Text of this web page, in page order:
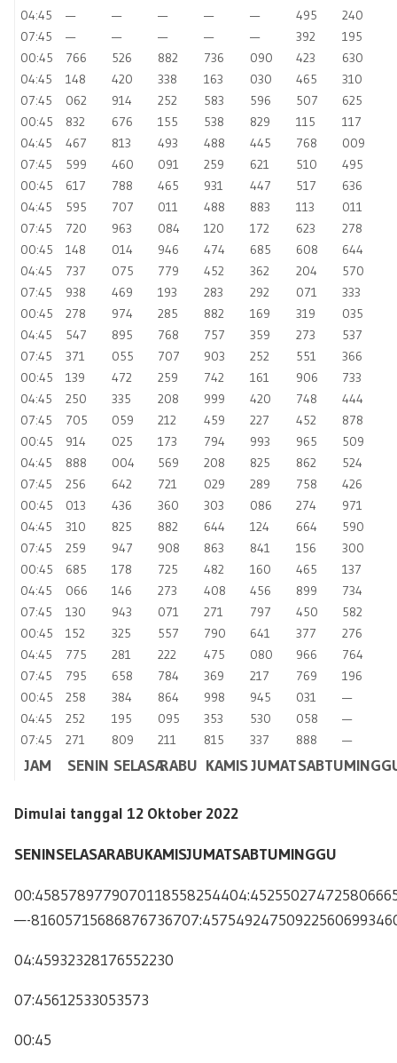
04:45
— — — — — 495
240
07:45
— — — — — 392
195
00:45
766 526 882 736 090 423
630
04:45
148 420 338 163 030 465
310
07:45
062 914 252 583 596 507
625
00:45
832 676 155 538 829 115
117
04:45
467 813 493 488 445 768
009
07:45
599 460 091 259 621 510
495
00:45
617 788 465 931 447 517
636
04:45
595 707 011 488 883 113
011
07:45
720 963 084 120 172 623
278
00:45
148 014 946 474 685 608
644
04:45
737 075 779 452 362 204
570
07:45
938 469 193 283 292 071
333
00:45
278 974 285 882 169 319
035
04:45
547 895 768 757 359 273
537
07:45
371 055 707 903 252 551
366
00:45
139 472 259 742 161 906
733
04:45
250 335 208 999 420 748
444
07:45
705 059 212 459 227 452
878
00:45
914 025 173 794 993 965
509
04:45
888 004 569 208 825 862
524
07:45
256 642 721 029 289 758
426
00:45
013 436 360 303 086 274
971
04:45
310 825 882 644 124 664
590
07:45
259 947 908 863 841 156
300
00:45
685 178 725 482 160 465
137
04:45
066 146 273 408 456 899
734
07:45
130 943 071 271 797 450
582
00:45
152 325 557 790 641 377
276
04:45
775 281 222 475 080 966
764
07:45
795 658 784 369 217 769
196
00:45
258 384 864 998 945 031
—
04:45
252 195 095 353 530 058
—
07:45
271 809 211 815 337 888 —
JAM SENIN SELASARABU KAMISJUMATSABTU
Dimulai tanggal 12 Oktober 2022
SENINSELASARABUKAMISJUMATSABTUMINGGU
—-
04:45932328176552230
07:45612533053573
00:45